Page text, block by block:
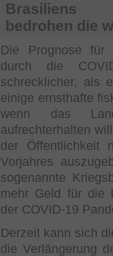
Brasiliens
bedrohen die
Die Prognose für
durch die
schrecklicher, als
einige ernsthafte
wenn das
aufrechterhalten
der Öffentlichkeit
Vorjahres
sogenannte
mehr Geld für die
der COVID-19
Derzeit kann sich
die Verlängerung